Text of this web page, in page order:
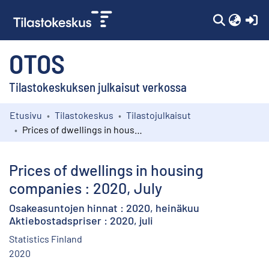
OTOS
Tilastokeskuksen julkaisut verkossa
Kokoelmat
Etusivu Tilastokeskus
Tilastojulkaisut
Prices of dwellings in housing
companies : 2020, July
Osakeasuntojen hinnat : 2020, heinäkuu
Aktiebostadspriser : 2020, juli
Statistics Finland
2020